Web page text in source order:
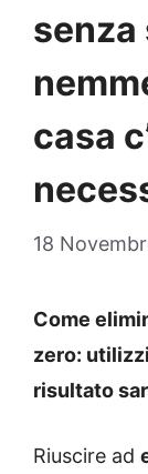
senza
casa
18
Come
zero:
risultato
Riuscire ad